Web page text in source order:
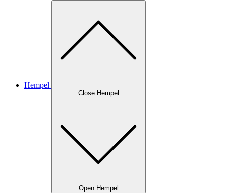
Hempel
Close Hempel
Open Hempel